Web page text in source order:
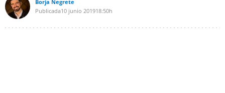
Borja Negrete
Publicada10 junio 201918:50h